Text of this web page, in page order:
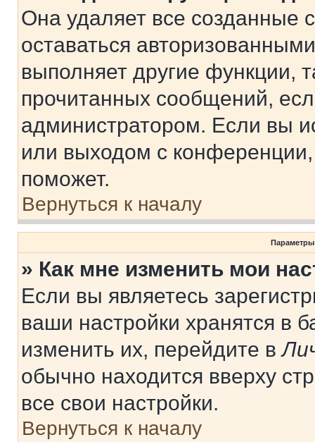
Она удаляет все созданные
оставаться
выполняет другие функции,
прочитанных сообщений,
администратором. Если вы
или выходом с
поможет.
Вернуться к началу
Параметры
» Как мне изменить мои
Если вы являетесь
ваши настройки хранятся в
изменить их, перейдите в
обычно находится вверху
все свои настройки.
Вернуться к началу